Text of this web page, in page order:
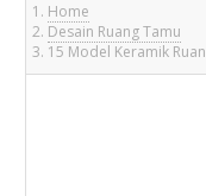
Home
Desain Ruang Tamu
15 Model Keramik